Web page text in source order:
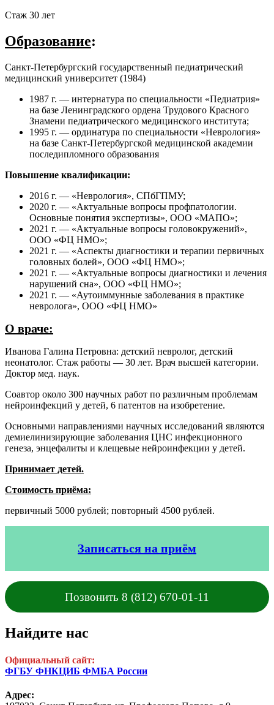
Стаж 30 лет
Образование:
Санкт-Петербургский государственный педиатрический
медицинский университет (1984)
1987 г. — интернатура по специальности «Педиатрия»
на базе Ленинградского ордена Трудового Красного
Знамени педиатрического медицинского института;
1995 г. — ординатура по специальности «Неврология»
на базе Санкт-Петербургской медицинской академии
последипломного образования
Повышение квалификации:
2016 г. — «Неврология», СПбГПМУ;
2020 г. — «Актуальные вопросы профпатологии.
Основные понятия экспертизы», ООО «МАПО»;
2021 г. — «Актуальные вопросы головокружений»,
ООО «ФЦ НМО»;
2021 г. — «Аспекты диагностики и терапии первичных
головных болей», ООО «ФЦ НМО»;
2021 г. — «Актуальные вопросы диагностики и лечения
нарушений сна», ООО «ФЦ НМО»;
2021 г. — «Аутоиммунные заболевания в практике
невролога», ООО «ФЦ НМО»
О враче:
Иванова Галина Петровна: детский невролог, детский
неонатолог. Стаж работы — 30 лет. Врач высшей категории.
Доктор мед. наук.
Соавтор около 300 научных работ по различным проблемам
нейроинфекций у детей, 6 патентов на изобретение.
Основными направлениями научных исследований являются
демиелинизирующие заболевания ЦНС инфекционного
генеза, энцефалиты и клещевые нейроинфекции у детей.
Принимает детей.
Стоимость приёма:
первичный 5000 рублей; повторный 4500 рублей.
Записаться на приём
Позвонить 8 (812) 670-01-11
Найдите нас
Официальный сайт:
ФГБУ ФНКЦИБ ФМБА России
Адрес: